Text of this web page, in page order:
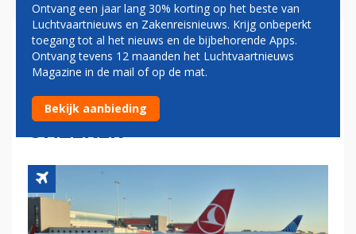
TURKISH AIRLINES VAKER
NAAR SCHIPHOL, AL IS
BEHOUD EXTRA VLUCHT
ONZEKER
Ontvang een jaar lang 30% korting op het beste van
Luchtvaartnieuws en Zakenreisnieuws. Krijg onbeperkt
toegang tot al het nieuws en de bijbehorende Apps.
Ontvang tevens 12 maanden het Luchtvaartnieuws
Magazine in de mail of op de mat.
Bekijk aanbieding